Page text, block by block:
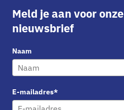
Meld je aan voor onze
nieuwsbrief
Naam
E-mailadres*